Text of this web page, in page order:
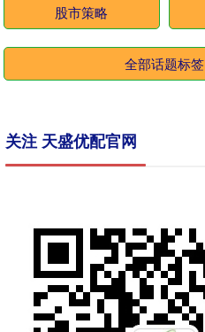
股市策略
全部话题标签
关注 天盛优配官网